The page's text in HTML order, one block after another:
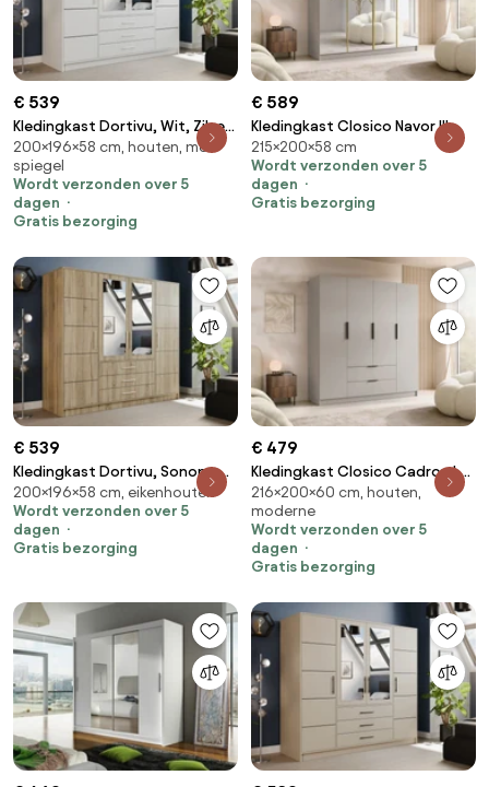
€ 539
Kledingkast Dortivu, Wit, Zilver,
200x196x58cm, 174 kg,
Kledingkast deuren: Met
scharnieren
200×196×58 cm, houten, met
spiegel
Wordt verzonden over 5
dagen
Gratis bezorging
€ 589
Kledingkast Closico Navor III,
Gouden, Kasjmier,
215x200x58cm, 176 kg,
Kledingkast deuren: Met
215×200×58 cm
Wordt verzonden over 5
dagen
Gratis bezorging
€ 539
Kledingkast Dortivu, Sonoma
eik, Zilver, 200x196x58cm, 174
kg, Kledingkast deuren: Met
scharnieren
200×196×58 cm, eikenhouten
Wordt verzonden over 5
dagen
Gratis bezorging
€ 479
Kledingkast Closico Cadron I,
Kasjmier, Zwart,
216x200x60cm, 203 kg,
Kledingkast deuren: Met
scharnieren
216×200×60 cm, houten,
moderne
Wordt verzonden over 5
dagen
Gratis bezorging